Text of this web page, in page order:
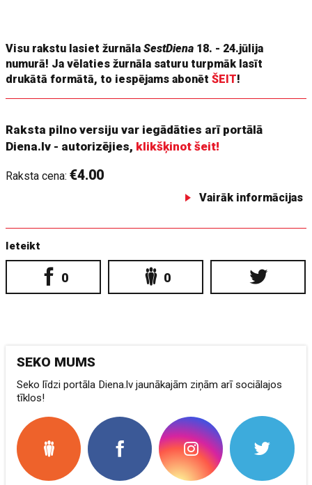
Visu rakstu lasiet žurnālaSestDiena 18. - 24.jūlija
numurā! Ja vēlaties žurnāla saturu turpmāk lasīt
drukātā formātā, to iespējams abonētŠEIT!
Raksta pilno versiju var iegādāties arī portālā
Diena.lv - autorizējies, klikšķinot šeit!
Raksta cena:€4.00
Vairāk informācijas
Ieteikt
0 0
SEKO MUMS
Seko līdzi portāla Diena.lv jaunākajām ziņām arī sociālajos
tīklos!